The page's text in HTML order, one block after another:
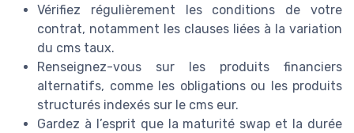
Vérifiez régulièrement les conditions de votre
contrat, notamment les clauses liées à la variation
du cms taux.
Renseignez-vous sur les produits financiers
alternatifs, comme les obligations ou les produits
structurés indexés sur le cms eur.
Gardez à l’esprit que la maturité swap et la durée